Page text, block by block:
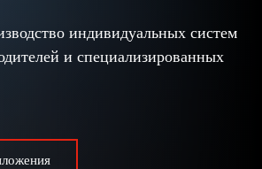
индивидуальных систем
и специализированных